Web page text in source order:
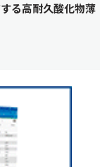
る高耐久酸化物薄